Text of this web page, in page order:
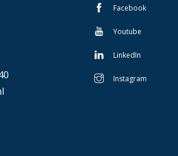
Facebook
Youtube
LinkedIn
Instagram